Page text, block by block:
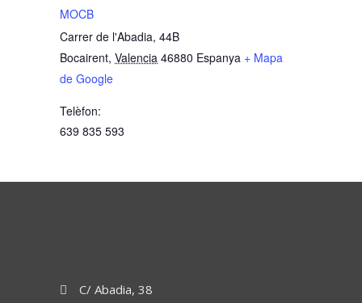
MOCB
Carrer de l'Abadia, 44B
Bocairent, Valencia 46880 Espanya + Mapa
de Google
Telèfon:
639 835 593
C/ Abadia, 38